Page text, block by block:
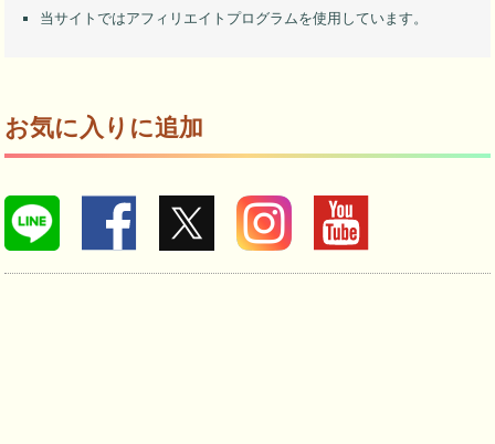
当サイトではアフィリエイトプログラムを使用しています。
お気に入りに追加